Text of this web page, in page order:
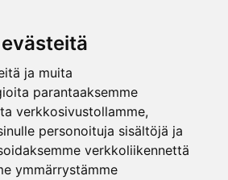
ja muita
parantaaksemme
verkkosivustollamme,
personoituja sisältöjä ja
verkkoliikennettä
ymmärrystämme